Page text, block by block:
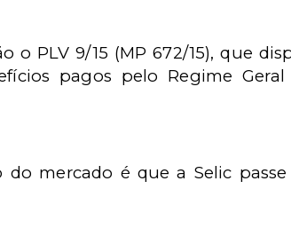
PLV 9/15 (MP 672/15), que
pagos pelo Regime Geral
do mercado é que a Selic